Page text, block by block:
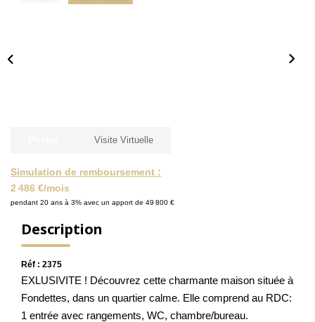
Simulation de remboursement :
2 486 €/mois
pendant 20 ans à 3% avec un apport de 49 800 €
Visite Virtuelle
Description
Réf : 2375
EXLUSIVITE ! Découvrez cette charmante maison située à
Fondettes, dans un quartier calme. Elle comprend au RDC:
1 entrée avec rangements, WC, chambre/bureau.